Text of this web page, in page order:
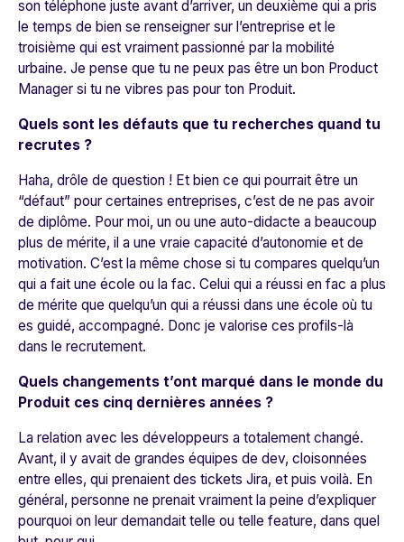
son téléphone juste avant d’arriver, un deuxième qui a pris
le temps de bien se renseigner sur l’entreprise et le
troisième qui est vraiment passionné par la mobilité
urbaine. Je pense que tu ne peux pas être un bon Product
Manager si tu ne vibres pas pour ton Produit.
Quels sont les défauts que tu recherches quand tu
recrutes ?
Haha, drôle de question ! Et bien ce qui pourrait être un
“défaut” pour certaines entreprises, c’est de ne pas avoir
de diplôme. Pour moi, un ou une auto-didacte a beaucoup
plus de mérite, il a une vraie capacité d’autonomie et de
motivation. C’est la même chose si tu compares quelqu’un
qui a fait une école ou la fac. Celui qui a réussi en fac a plus
de mérite que quelqu’un qui a réussi dans une école où tu
es guidé, accompagné. Donc je valorise ces profils-là
dans le recrutement.
Quels changements t’ont marqué dans le monde du
Produit ces cinq dernières années ?
La relation avec les développeurs a totalement changé.
Avant, il y avait de grandes équipes de dev, cloisonnées
entre elles, qui prenaient des tickets Jira, et puis voilà. En
général, personne ne prenait vraiment la peine d’expliquer
pourquoi on leur demandait telle ou telle feature, dans quel